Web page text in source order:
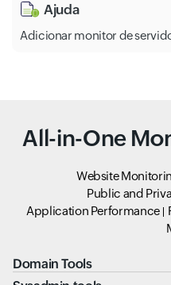
Ajuda
Adicionar monitor de
All-in-One
Website
Public and
Application Performance
Domain Tools